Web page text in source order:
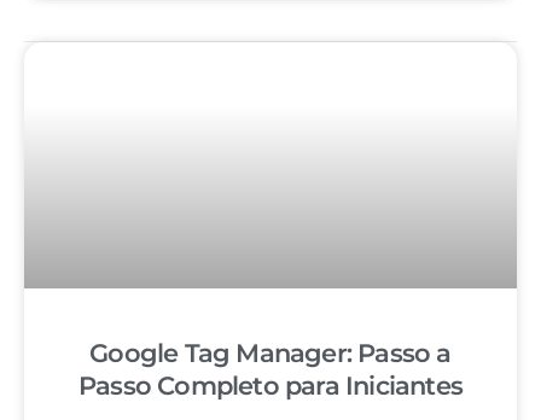
Google Tag Manager: Passo a
Passo Completo para Iniciantes